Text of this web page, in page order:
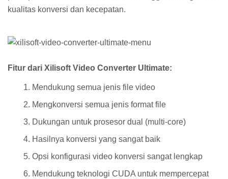
kualitas konversi dan kecepatan.
Fitur dari Xilisoft Video Converter Ultimate:
Mendukung semua jenis file video
Mengkonversi semua jenis format file
Dukungan untuk prosesor dual (multi-core)
Hasilnya konversi yang sangat baik
Opsi konfigurasi video konversi sangat lengkap
Mendukung teknologi CUDA untuk mempercepat